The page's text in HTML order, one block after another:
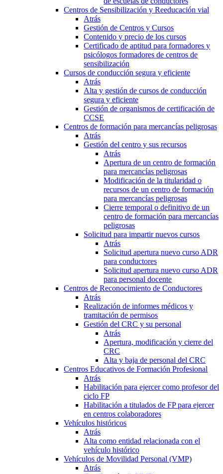
Centros de Sensibilización y Reeducación vial
Atrás
Gestión de Centros y Cursos
Contenido y precio de los cursos
Certificado de aptitud para formadores y
psicólogos formadores de centros de
sensibilización
Cursos de conducción segura y eficiente
Atrás
Alta y gestión de cursos de conducción
segura y eficiente
Gestión de organismos de certificación de
CCSE
Centros de formación para mercancías peligrosas
Atrás
Gestión del centro y sus recursos
Atrás
Apertura de un centro de formación
para mercancías peligrosas
Modificación de la titularidad o
recursos de un centro de formación
para mercancías peligrosas
Cierre temporal o definitivo de un
centro de formación para mercancías
peligrosas
Solicitud para impartir nuevos cursos
Atrás
Solicitud apertura nuevo curso ADR
para conductores
Solicitud apertura nuevo curso ADR
para personal docente
Centros de Reconocimiento de Conductores
Atrás
Realización de informes médicos y
tramitación de permisos
Gestión del CRC y su personal
Atrás
Apertura, modificación y cierre del
CRC
Alta y baja de personal del CRC
Centros Educativos de Formación Profesional
Atrás
Habilitación para ejercer como profesor del
ciclo FP
Habilitación a titulados de FP para ejercer
en centros colaboradores
Vehículos históricos
Atrás
Alta como entidad relacionada con el
vehículo histórico
Vehículos de Movilidad Personal (VMP)
Atrás